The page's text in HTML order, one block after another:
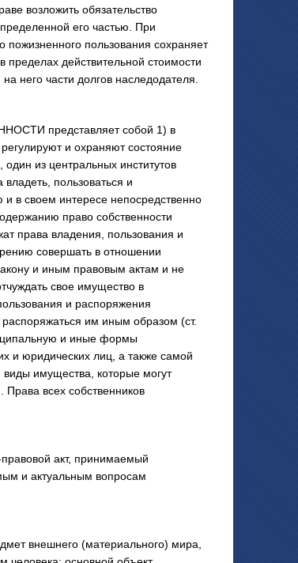
возложить обязательство
его частью. При
пользования сохраняет
действительной стоимости
него части долгов наследодателя.
представляет собой 1) в
и охраняют состояние
из центральных институтов
пользоваться и
в своем интересе непосредственно
право собственности
права владения, пользования и
совершать в отношении
и иным правовым актам и не
свое имущество в
и распоряжения
им иным образом (ст.
и иные формы
и юридических лиц, а также самой
имущества, которые могут
Права всех собственников
акт, принимаемый
и актуальным вопросам
внешнего (материального) мира,